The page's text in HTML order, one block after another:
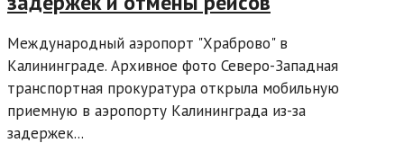
Международный аэропорт "Храброво" в
Калининграде. Архивное фото Северо-Западная
транспортная прокуратура открыла мобильную
приемную в аэропорту Калининграда из-за
задержек...